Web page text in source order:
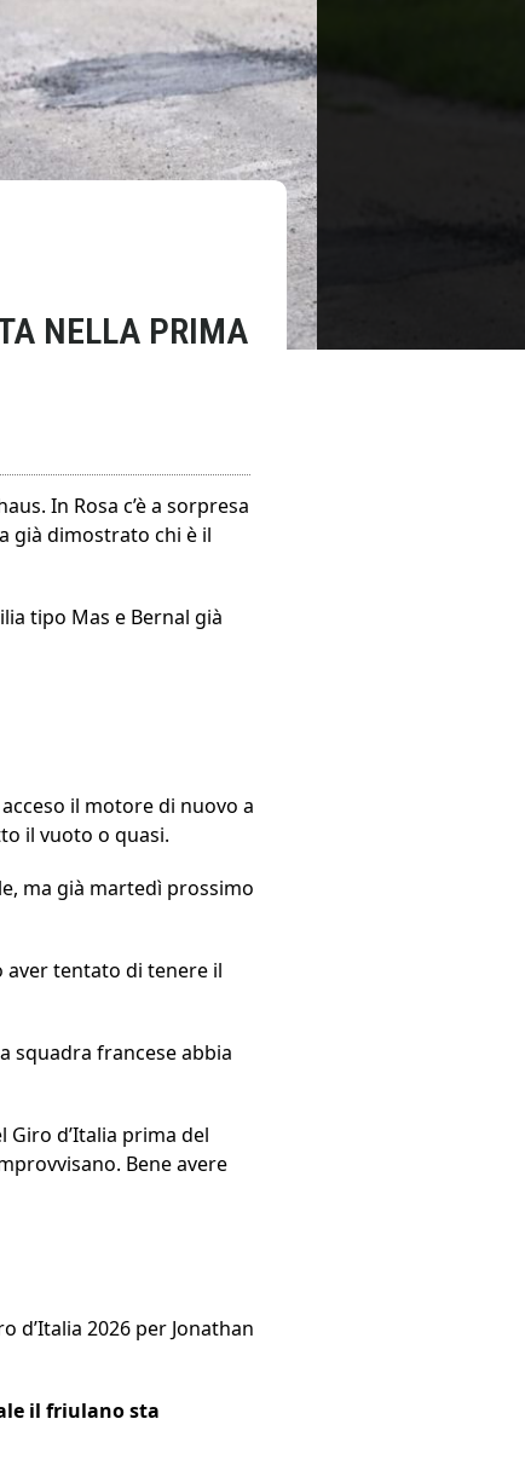
NELLA PRIMA
In Rosa c’è a sorpresa
già dimostrato chi è il
tipo Mas e Bernal già
il motore di nuovo a
il vuoto o quasi.
ma già martedì prossimo
aver tentato di tenere il
squadra francese abbia
d’Italia prima del
Bene avere
d’Italia 2026 per Jonathan
il friulano sta